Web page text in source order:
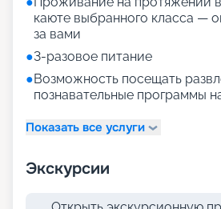
каюте выбранного класса —
за вами
●3-разовое питание
●Возможность посещать
познавательные программы
Показать все услуги
Экскурсии